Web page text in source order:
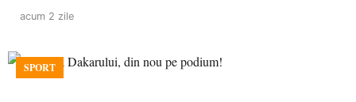
acum 2 zile
SPORT